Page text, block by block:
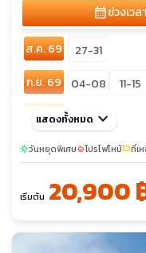
calendar_monthช่วงเวล
ส.ค. 69
27-31
ก.ย. 69
04-08
11-15
ต.ค. 69
09-13
แสดงทั้งหมด keyboard_arrow_down
sunnyวันหยุดพิเศษlocal_fire_departmentโปรไฟไหม้confirmation_numberที่เ
เริ่มต้น 20,900